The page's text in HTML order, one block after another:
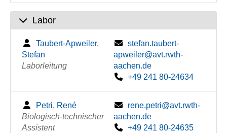
Labor
Taubert-Apweiler,
Stefan
Laborleitung
stefan.taubert-
apweiler@avt.rwth-
aachen.de
+49 241 80-24634
Petri, René
Biologisch-technischer
Assistent
rene.petri@avt.rwth-
aachen.de
+49 241 80-24635